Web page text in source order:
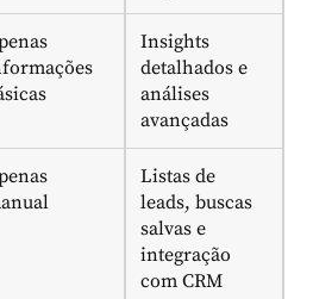
Insights
detalhados e
análises
avançadas
Listas de
leads, buscas
salvas e
integração
com CRM